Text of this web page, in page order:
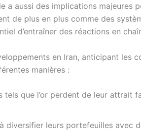
a aussi des implications majeures
de plus en plus comme des
d’entraîner des réactions en
en Iran, anticipant les
manières :
tels que l’or perdent de leur attrait
diversifier leurs portefeuilles avec